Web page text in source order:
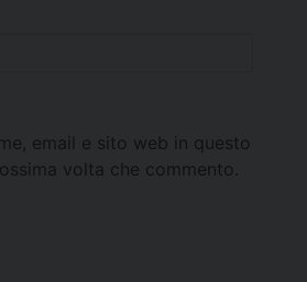
email e sito web in questo
volta che commento.